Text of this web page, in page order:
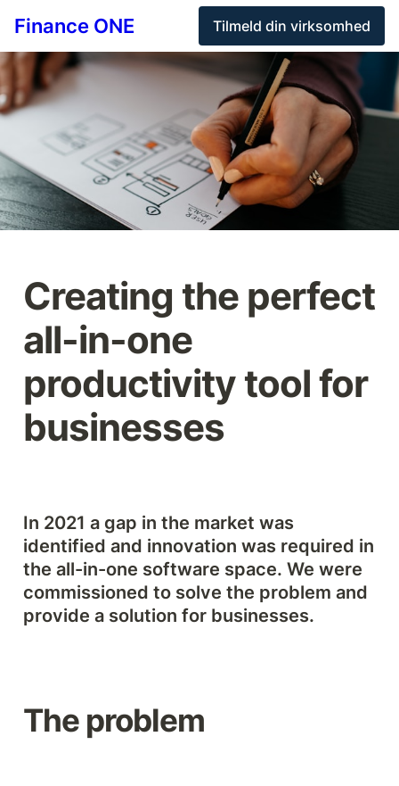
Finance ONE Tilmeld din virksomhed
Creating the perfect
all-in-one
productivity tool for
businesses
In 2021 a gap in the market was
identified and innovation was required in
the all-in-one software space. We were
commissioned to solve the problem and
provide a solution for businesses.
The problem